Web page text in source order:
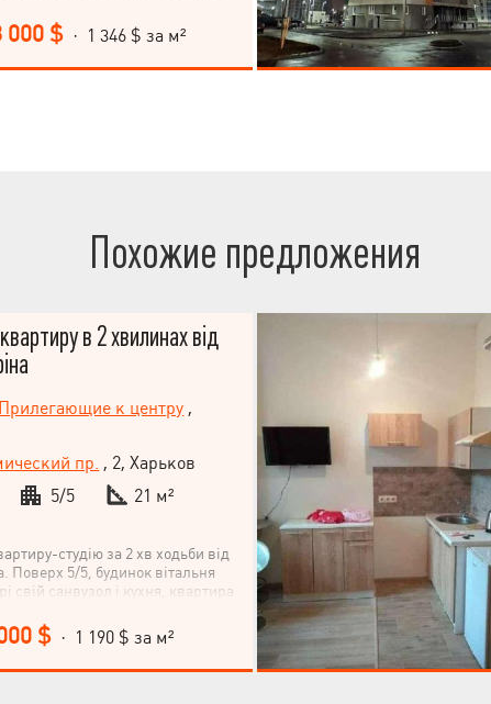
теплая. Соседи порядочные и
Метро Проспект Гагарина –
Развита инфраструктура
000 $ · 1 346 $ за м²
Похожие предложения
в 2 хвилинах від
Прилегающие к центру ,
пр. , 2, Харьков
5/5
21 м²
студію за 2 хв ходьби від
Поверх 5/5, будинок вітальня
свій санвузол і кухня, квартира
19м2 📌 великий
5м2 📌 хороший житловий
на підлозі, вікно МП 📌 в санвузлі
$ · 1 190 $ за м²